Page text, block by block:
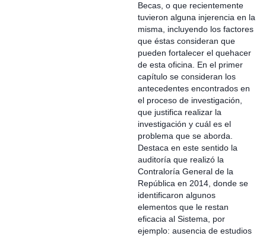
Becas, o que recientemente
tuvieron alguna injerencia en la
misma, incluyendo los factores
que éstas consideran que
pueden fortalecer el quehacer
de esta oficina. En el primer
capítulo se consideran los
antecedentes encontrados en
el proceso de investigación,
que justifica realizar la
investigación y cuál es el
problema que se aborda.
Destaca en este sentido la
auditoría que realizó la
Contraloría General de la
República en 2014, donde se
identificaron algunos
elementos que le restan
eficacia al Sistema, por
ejemplo: ausencia de estudios